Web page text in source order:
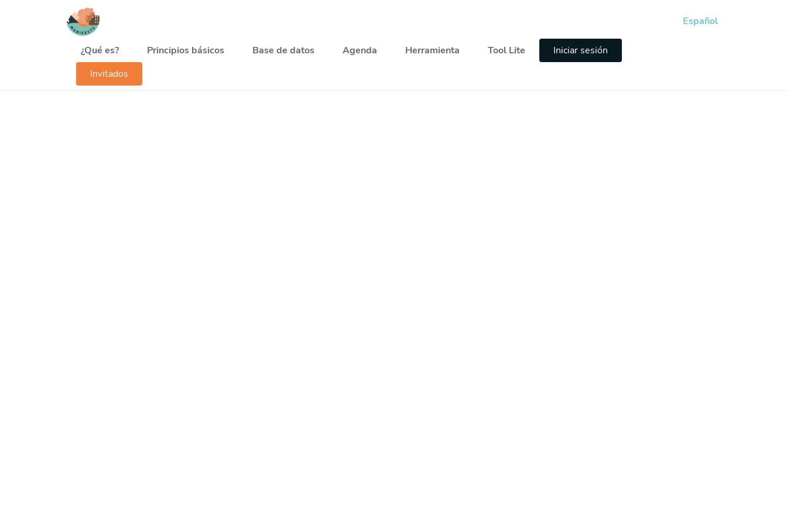
Pasar al contenido principal
Navegación principal
¿Qué es? Principios básicos Base de datos Agenda Herramienta Tool Lite
Iniciar sesión
Invitados
Español